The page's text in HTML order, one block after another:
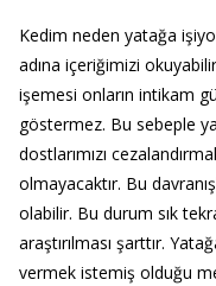
Kedim neden yatağa
adına içeriğimizi
işemesi onların intikam
göstermez. Bu sebeple
dostlarımızı
olmayacaktır. Bu
olabilir. Bu durum sık
araştırılması şarttır.
vermek istemiş olduğu